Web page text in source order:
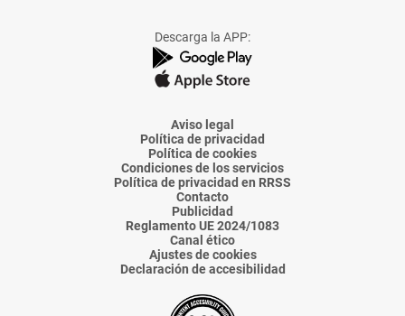
de
La
Voz
Almería
de
La
Voz
Almería
de
La
Voz
Almería
de
La
Voz
Almería
de
La
Voz
Descarga la APP:
Aviso legal
Política de privacidad
Política de cookies
Condiciones de los servicios
Política de privacidad en RRSS
Contacto
Publicidad
Reglamento UE 2024/1083
Canal ético
Ajustes de cookies
Declaración de accesibilidad